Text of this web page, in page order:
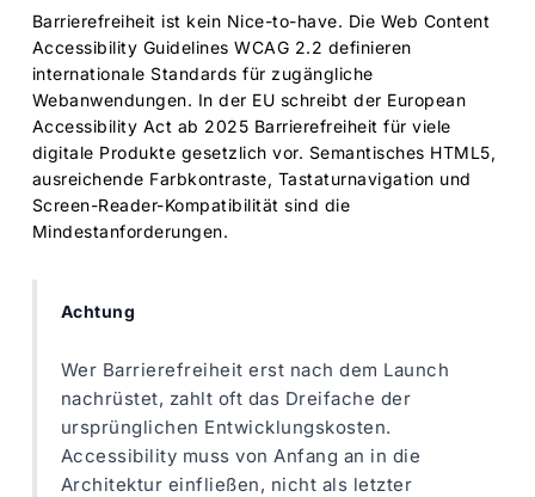
Barrierefreiheit ist kein Nice-to-have. Die Web Content
Accessibility Guidelines WCAG 2.2 definieren
internationale Standards für zugängliche
Webanwendungen. In der EU schreibt der European
Accessibility Act ab 2025 Barrierefreiheit für viele
digitale Produkte gesetzlich vor. Semantisches HTML5,
ausreichende Farbkontraste, Tastaturnavigation und
Screen-Reader-Kompatibilität sind die
Mindestanforderungen.
Achtung
Wer Barrierefreiheit erst nach dem Launch
nachrüstet, zahlt oft das Dreifache der
ursprünglichen Entwicklungskosten.
Accessibility muss von Anfang an in die
Architektur einfließen, nicht als letzter